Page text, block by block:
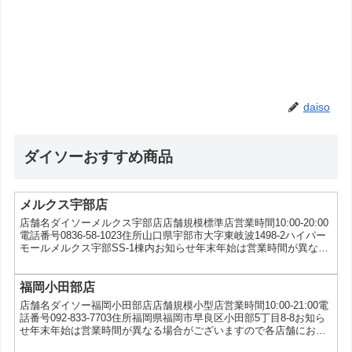
daiso
ダイソーおすすめ商品
メルクス宇部店
店舗名ダイソーメルクス宇部店店舗規模標準店営業時間10:00-20:00
電話番号0836-58-1023住所山口県宇部市大字東岐波1498-2ハイパー
モールメルクス宇部SS-1棟内お知らせ年末年始は営業時間が異なる
三太郎の日
福岡小田部店
店舗名ダイソー福岡小田部店店舗規模小型店営業時間10:00-21:00電
話番号092-833-7703住所福岡県福岡市早良区小田部5丁目8-8お知ら
せ年末年始は営業時間が異なる場合がございますので各店舗にお問